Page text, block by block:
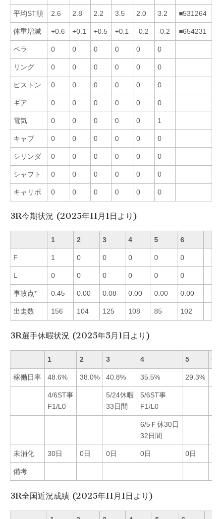
平均ST順 2.6 2.8 2.2 3.5 2.0 3.2 ■531264
体重増減 +0.6 +0.1 +0.5 +0.1 -0.2 -0.2 ■654231
ペラ 0 0 0 0 0 0
リング 0 0 0 0 0 0
ピストン 0 0 0 0 0 0
ギア 0 0 0 0 0 0
電気 0 0 0 0 0 1
キャブ 0 0 0 0 0 0
シリンダ 0 0 0 0 0 0
シャフト 0 0 0 0 0 0
キャリボ 0 0 0 0 0 0
3R今期状況 (2025年11月1日より)
1 2 3 4 5 6
F 1 0 0 0 0 0
L 0 0 0 0 0 0
事故点* 0.45 0.00 0.08 0.00 0.00 0.00
出走数 156 104 125 108 85 102
3R選手休暇状況 (2025年5月1日より)
1 2 3 4 5 6
稼働日率 48.6% 38.0% 40.8% 35.5% 29.3%
4/6ST事
F1/L0
5/24休暇
33日間
5/6ST事
F1/L0
5/
6/5Ｆ休30日
32日間
5/
64
未消化 30日 0日 0日 0日 0日 0日
備考
3R全国近況成績 (2025年11月1日より)